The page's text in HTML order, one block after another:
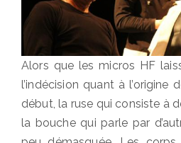
Alors que les micros HF
l’indécision quant à l’origine
début, la ruse qui consiste à
la bouche qui parle par